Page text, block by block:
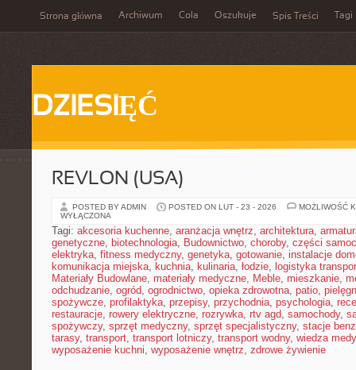
Strona główna Archiwum Cola Oszukuje Spis Treści Tagi
DZIESIĘĆ
REVLON (USA)
POSTED BY ADMIN POSTED ON LUT - 23 - 2026
MOŻLIWOŚĆ
WYŁĄCZONA
Tagi: akcesoria kuchenne, aranżacja wnętrz, architektura,
genetyczne, biotechnologia, Budownictwo, choroby, części
elektryka, fitness medyczny, genetyka, gotowanie, instalacje
komunikacja miejska, kuchnia, kulinaria, łodzie, logistyka
Materiały Budowlane, materiały medyczne, Meble, mieszkanie,
odchudzanie, ogród, ogrodnictwo, opieka zdrowotna, patio,
spożywcze, profilaktyka, przepisy, przychodnia, psychologia,
restauracje, rowery elektryczne, rozrywka, rtv agd, samochody,
spożywczy, sprzęt medyczny, sprzęt specjalistyczny, stacje
tarasy, transport, transport lotniczy, transport wodny, wiedza
wyposażenie kuchni, wyposażenie wnętrz, zdrowe żywienie